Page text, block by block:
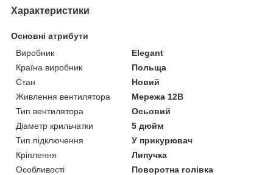
Характеристики
Основні атрибути
Виробник
Elegant
Країна виробник
Польща
Стан
Новий
Живлення вентилятора
Мережа 12В
Тип вентилятора
Осьовий
Діаметр крильчатки
5 дюйм
Тип підключення
У прикурювач
Кріплення
Липучка
Особливості
Поворотна голівка